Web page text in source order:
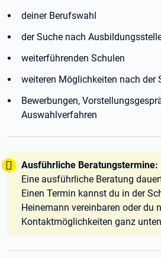
deiner Berufswahl
der Suche nach
weiterführenden Schulen
weiteren Möglichkeiten nach der
Bewerbungen,
Auswahlverfahren
Tipp:
Ausführliche Beratungstermine:
Eine ausführliche Beratung
Einen Termin kannst du in der
Heinemann vereinbaren oder du
Kontaktmöglichkeiten ganz